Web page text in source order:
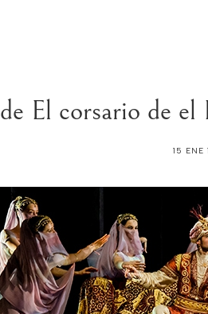
El corsario de
15 ENE